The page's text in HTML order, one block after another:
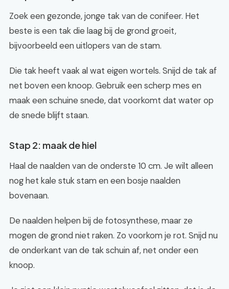
Zoek een gezonde, jonge tak van de conifeer. Het
beste is een tak die laag bij de grond groeit,
bijvoorbeeld een uitlopers van de stam.
Die tak heeft vaak al wat eigen wortels. Snijd de tak af
net boven een knoop. Gebruik een scherp mes en
maak een schuine snede, dat voorkomt dat water op
de snede blijft staan.
Stap 2: maak de hiel
Haal de naalden van de onderste 10 cm. Je wilt alleen
nog het kale stuk stam en een bosje naalden
bovenaan.
De naalden helpen bij de fotosynthese, maar ze
mogen de grond niet raken. Zo voorkom je rot. Snijd nu
de onderkant van de tak schuin af, net onder een
knoop.